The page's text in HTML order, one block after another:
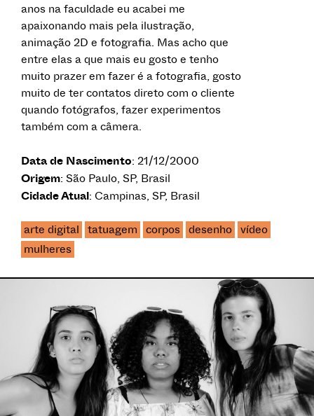
anos na faculdade eu acabei me
apaixonando mais pela ilustração,
animação 2D e fotografia. Mas acho que
entre elas a que mais eu gosto e tenho
muito prazer em fazer é a fotografia, gosto
muito de ter contatos direto com o cliente
quando fotógrafos, fazer experimentos
também com a câmera.
Data de Nascimento: 21/12/2000
Origem: São Paulo, SP, Brasil
Cidade Atual: Campinas, SP, Brasil
arte digital tatuagem corpos desenho vídeo
mulheres